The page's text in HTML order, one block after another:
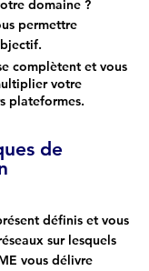
domaine ?
permettre
complètent et vous
votre
plateformes.
de
définis et vous
sur lesquels
vous délivre